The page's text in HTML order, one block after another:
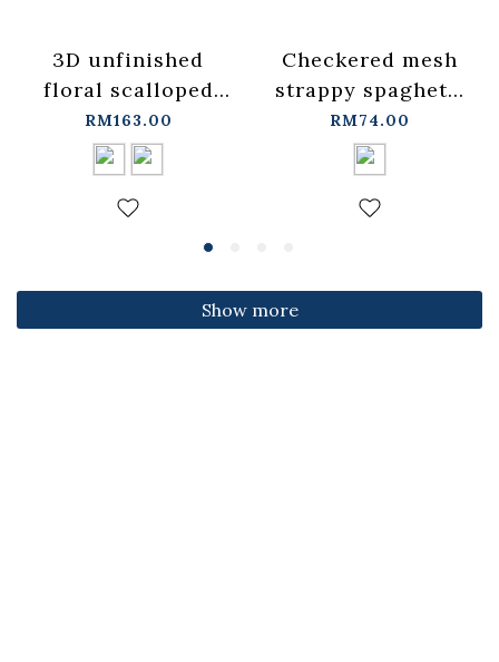
3D unfinished
floral scalloped
jeans, available in
two colors, sizes
S/M/L.
【04011891】in
stock+pre-order
RM163.00
Checkered mesh
strappy spaghetti
strap cover-up
vest -
blue【01099697】
in stock+pre-order
RM74.00
Show more